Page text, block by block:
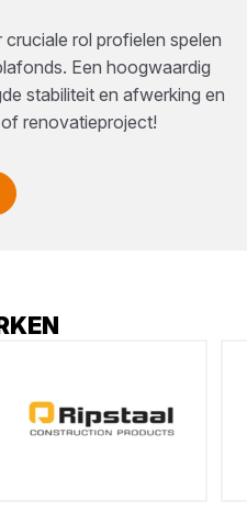
rol profielen spelen
Een hoogwaardig
stabiliteit en afwerking en
renovatieproject!